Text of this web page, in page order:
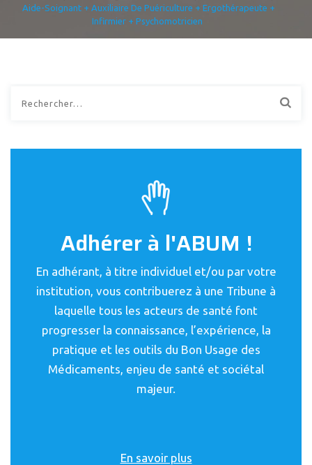
Aide-Soignant + Auxiliaire De Puériculture + Ergothérapeute +
Infirmier + Psychomotricien
Adhérer à l'ABUM !
En adhérant, à titre individuel et/ou par votre
institution, vous contribuerez à une Tribune à
laquelle tous les acteurs de santé font
progresser la connaissance, l’expérience, la
pratique et les outils du Bon Usage des
Médicaments, enjeu de santé et sociétal
majeur.
En savoir plus